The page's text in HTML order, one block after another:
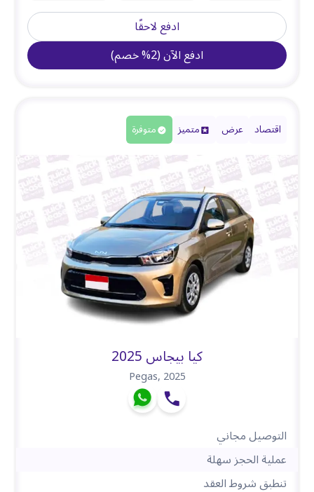
ادفع لاحقًا
ادفع الآن(
2
%خصم)
اقتصاد عرض متميز متوفرة
كيا بيجاس 2025
Pegas,2025
التوصيل مجاني
عملية الحجز سهلة
تنطبق شروط العقد